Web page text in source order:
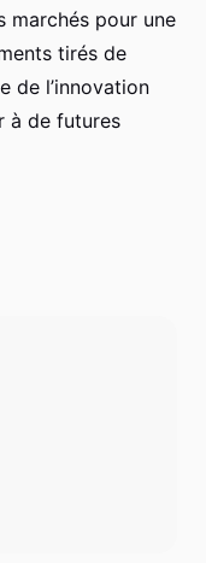
marchés pour une
tirés de
de l’innovation
à de futures